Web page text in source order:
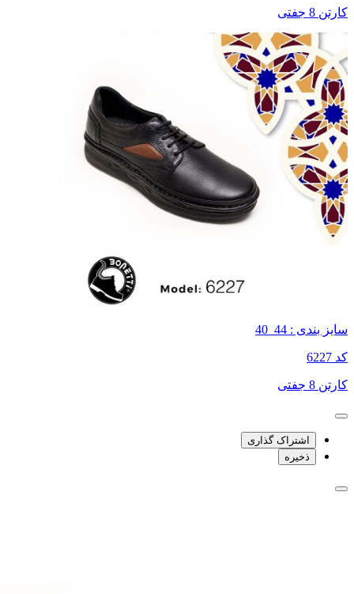
کارتن 8 جفتی
سایز بندی : 44_40
کد 6227
کارتن 8 جفتی
اشتراک گذاری
ذخیره